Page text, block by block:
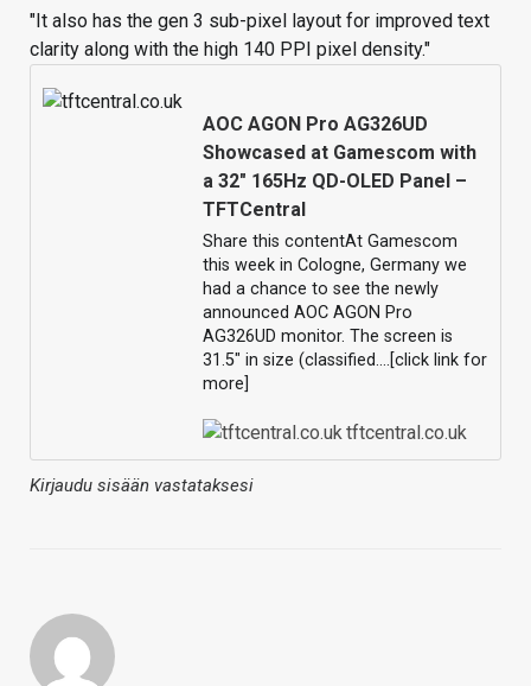
"It also has the gen 3 sub-pixel layout for improved text
clarity along with the high 140 PPI pixel density."
AOC AGON Pro AG326UD
Showcased at Gamescom with
a 32" 165Hz QD-OLED Panel –
TFTCentral
Share this contentAt Gamescom
this week in Cologne, Germany we
had a chance to see the newly
announced AOC AGON Pro
AG326UD monitor. The screen is
31.5″ in size (classified….[click link for
more]
tftcentral.co.uk
Kirjaudu sisään vastataksesi